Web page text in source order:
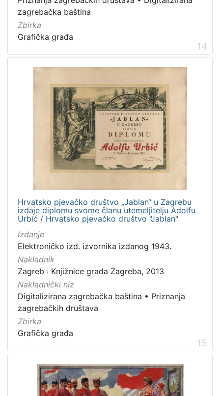
zagrebačka baština
Zbirka
Grafička građa
14
Hrvatsko pjevačko društvo „Jablan“ u Zagrebu
izdaje diplomu svome članu utemeljitelju Adolfu
Urbić / Hrvatsko pjevačko društvo "Jablan"
Izdanje
Elektroničko izd. izvornika izdanog 1943.
Nakladnik
Zagreb : Knjižnice grada Zagreba, 2013
Nakladnički niz
Digitalizirana zagrebačka baština • Priznanja
zagrebačkih društava
Zbirka
Grafička građa
15